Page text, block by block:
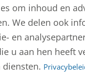
nieuwe en
om inhoud en
We delen ook
en
u aan hen heeft
diensten.